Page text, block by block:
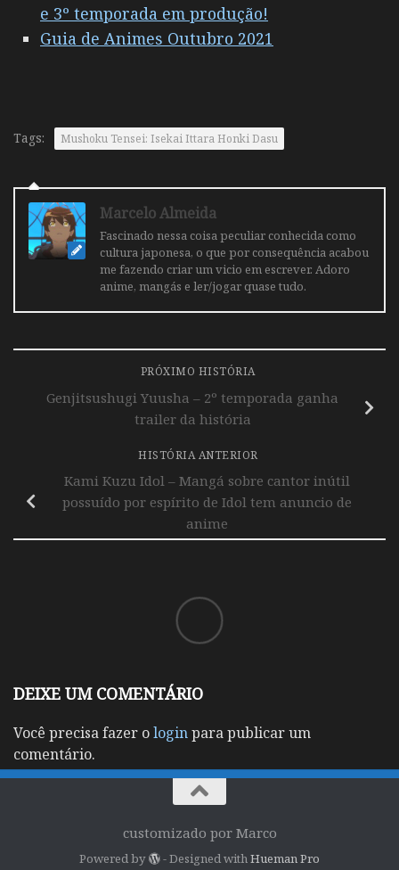
e 3º temporada em produção!
Guia de Animes Outubro 2021
Tags: Mushoku Tensei: Isekai Ittara Honki Dasu
Marcelo Almeida
Fascinado nessa coisa peculiar conhecida como
cultura japonesa, o que por consequência acabou
me fazendo criar um vicio em escrever. Adoro
anime, mangás e ler/jogar quase tudo.
PRÓXIMO HISTÓRIA
Genjitsushugi Yuusha – 2º temporada ganha
trailer da história
HISTÓRIA ANTERIOR
Kami Kuzu Idol – Mangá sobre cantor inútil
possuído por espírito de Idol tem anuncio de
anime
DEIXE UM COMENTÁRIO
Você precisa fazer ologinpara publicar um
comentário.
customizado por Marco
Powered by - Designed withHueman Pro